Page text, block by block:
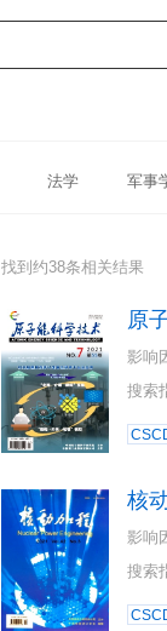
法学 军事
找到约38条相关结果
原
影响
搜索
核
影响
搜索